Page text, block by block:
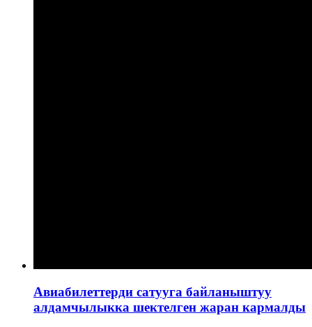
Авиабилеттерди сатууга байланыштуу
алдамчылыкка шектелген жаран кармалды